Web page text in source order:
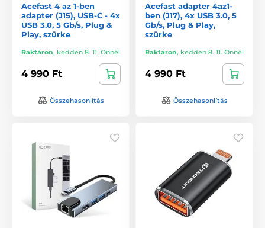
Acefast 4 az 1-ben
adapter (J15), USB-C - 4x
USB 3.0, 5 Gb/s, Plug &
Play, szürke
Raktáron, kedden 8. 11. Önnél
4 990 Ft
Összehasonlítás
Acefast adapter 4az1-
ben (J17), 4x USB 3.0, 5
Gb/s, Plug & Play,
szürke
Raktáron, kedden 8. 11. Önnél
4 990 Ft
Összehasonlítás